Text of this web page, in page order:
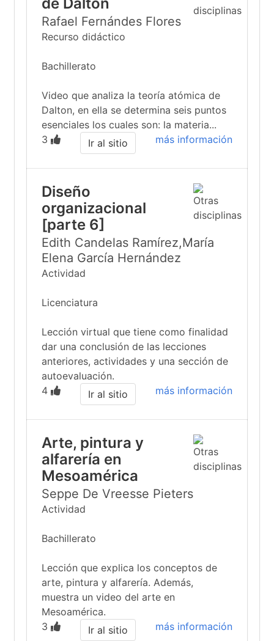
Rafael Fernándes Flores
Recurso didáctico
Bachillerato
Video que analiza la teoría atómica de
Dalton, en ella se determina seis puntos
esenciales los cuales son: la materia...
3
más información
Ir al sitio
Diseño
organizacional
[parte 6]
Edith Candelas Ramírez,María
Elena García Hernández
Actividad
Licenciatura
Lección virtual que tiene como finalidad
dar una conclusión de las lecciones
anteriores, actividades y una sección de
autoevaluación.
4
más información
Ir al sitio
Arte, pintura y
alfarería en
Mesoamérica
Seppe De Vreesse Pieters
Actividad
Bachillerato
Lección que explica los conceptos de
arte, pintura y alfarería. Además,
muestra un video del arte en
Mesoamérica.
3
más información
Ir al sitio